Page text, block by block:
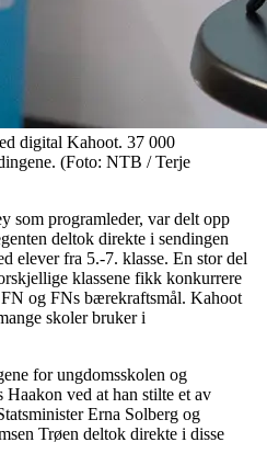
digital Kahoot. 37 000
(Foto: NTB / Terje
som programleder, var delt opp
deltok direkte i sendingen
elever fra 5.-7. klasse. En stor del
klassene fikk konkurrere
og FNs bærekraftsmål. Kahoot
skoler bruker i
for ungdomsskolen og
ved at han stilte et av
Erna Solberg og
Trøen deltok direkte i disse